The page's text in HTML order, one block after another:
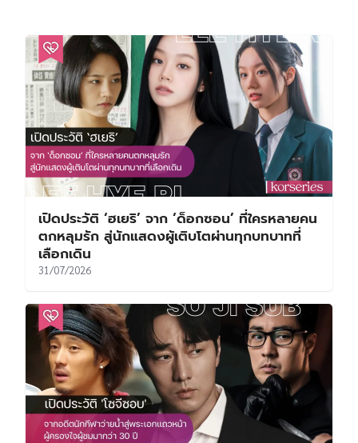
เปิดประวัติ ‘ฮเยริ’ จาก ‘ด็อกซอน’ ที่ใครหลายคน
ตกหลุมรัก สู่นักแสดงผู้เติบโตผ่านทุกบทบาทที่
เลือกเดิน
31/07/2026